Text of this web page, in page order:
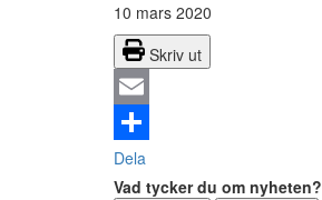
10 mars 2020
Skriv ut
Email
Dela
Vad tycker du om nyheten?